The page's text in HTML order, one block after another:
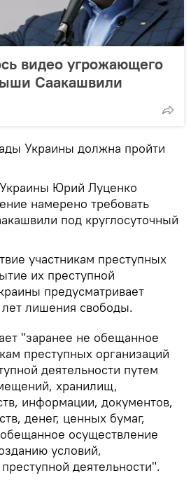
видео угрожающего
Саакашвили
Украины должна пройти
Юрий Луценко
намерено требовать
под круглосуточный
участникам преступных
их преступной
предусматривает
лишения свободы.
"заранее не обещанное
преступных организаций
деятельности путем
хранилищ,
информации, документов,
денег, ценных бумаг,
осуществление
условий,
деятельности".